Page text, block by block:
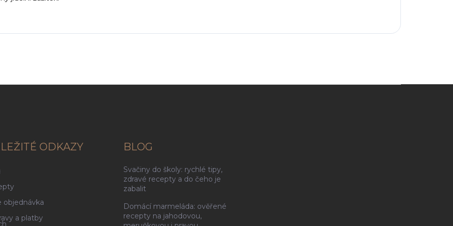
ODKAZY
objednávka
a platby
BLOG
Svačiny do školy: rychlé tipy,
zdravé recepty a do čeho je
zabalit
Domácí marmeláda: ověřené
recepty na jahodovou,